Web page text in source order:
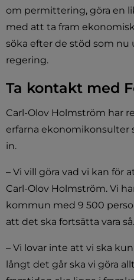
om permittering, göra en
med att ta fram
söka efter de stöd som nu
regering.
Ta kontakt med
Carl-Olov Holmström har
erfarna ekonomikonsulter
in.
– Vi vill göra vad vi kan för
Carl-Olov Holmström. Vi
kommun med 9 500
att det ska fortsätta vara så.
– Vi lovar inte att vi ska
långt det går ska vi göra